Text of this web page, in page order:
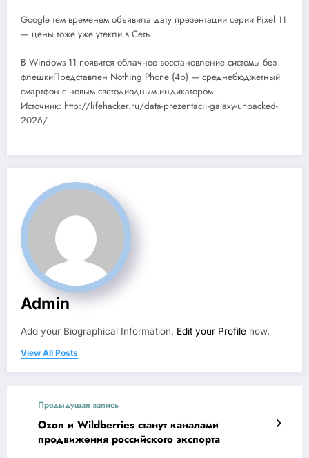
Google тем временем объявила дату презентации серии Pixel 11
— цены тоже уже утекли в Сеть.
В Windows 11 появится облачное восстановление системы без
флешкиПредставлен Nothing Phone (4b) — среднебюджетный
смартфон с новым светодиодным индикатором
Источник: http://lifehacker.ru/data-prezentacii-galaxy-unpacked-
2026/
Admin
Add your Biographical Information. Edit your Profile now.
View All Posts
Предыдущая запись
Ozon и Wildberries станут каналами
продвижения российского экспорта